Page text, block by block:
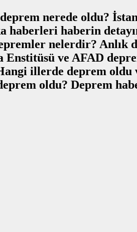
nerede oldu?
haberleri haberin
nelerdir? Anlık
ve AFAD
illerde deprem oldu
oldu? Deprem